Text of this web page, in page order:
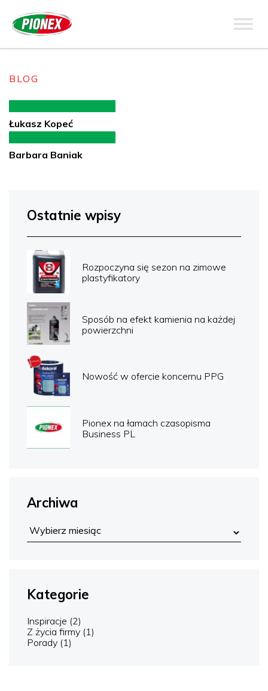
BLOG
Łukasz Kopeć
Barbara Baniak
Ostatnie wpisy
Rozpoczyna się sezon na zimowe
plastyfikatory
Sposób na efekt kamienia na każdej
powierzchni
Nowość w ofercie koncernu PPG
Pionex na łamach czasopisma
Business PL
Archiwa
Kategorie
Inspiracje (2)
Z życia firmy (1)
Porady (1)